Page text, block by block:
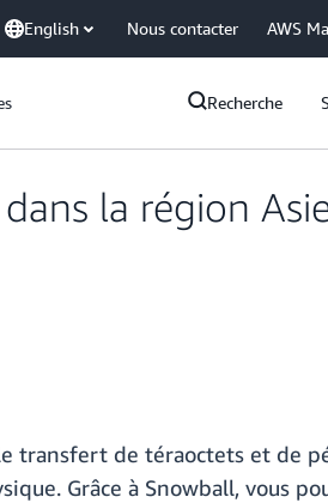
English Nous contacter AWS
Recherche
la région
transfert de téraoctets et de
Grâce à Snowball, vous